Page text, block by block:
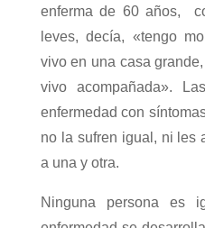
enferma de 60 años,
leves, decía, «tengo
vivo en una casa
vivo acompañada».
enfermedad con
no la sufren igual, ni les
a una y otra.
Ninguna persona es